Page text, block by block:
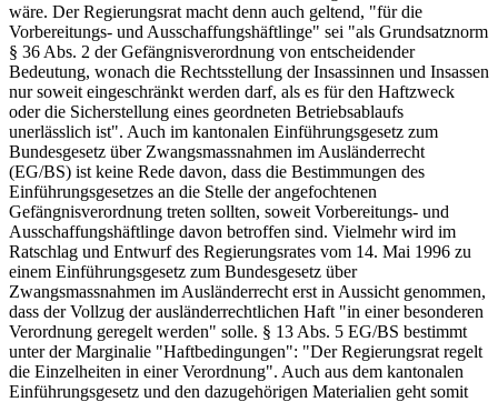
wäre. Der Regierungsrat macht denn auch geltend, "für die
Vorbereitungs- und Ausschaffungshäftlinge" sei "als Grundsatznorm
§ 36 Abs. 2 der Gefängnisverordnung von entscheidender
Bedeutung, wonach die Rechtsstellung der Insassinnen und Insassen
nur soweit eingeschränkt werden darf, als es für den Haftzweck
oder die Sicherstellung eines geordneten Betriebsablaufs
unerlässlich ist". Auch im kantonalen Einführungsgesetz zum
Bundesgesetz über Zwangsmassnahmen im Ausländerrecht
(EG/BS) ist keine Rede davon, dass die Bestimmungen des
Einführungsgesetzes an die Stelle der angefochtenen
Gefängnisverordnung treten sollten, soweit Vorbereitungs- und
Ausschaffungshäftlinge davon betroffen sind. Vielmehr wird im
Ratschlag und Entwurf des Regierungsrates vom 14. Mai 1996 zu
einem Einführungsgesetz zum Bundesgesetz über
Zwangsmassnahmen im Ausländerrecht erst in Aussicht genommen,
dass der Vollzug der ausländerrechtlichen Haft "in einer besonderen
Verordnung geregelt werden" solle. § 13 Abs. 5 EG/BS bestimmt
unter der Marginalie "Haftbedingungen": "Der Regierungsrat regelt
die Einzelheiten in einer Verordnung". Auch aus dem kantonalen
Einführungsgesetz und den dazugehörigen Materialien geht somit